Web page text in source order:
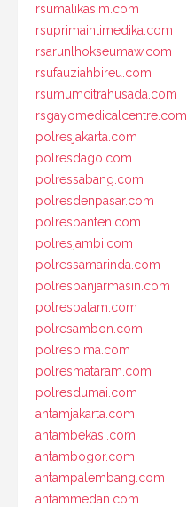
rsumalikasim.com
rsuprimaintimedika.com
rsarunlhokseumaw.com
rsufauziahbireu.com
rsumumcitrahusada.com
rsgayomedicalcentre.com
polresjakarta.com
polresdago.com
polressabang.com
polresdenpasar.com
polresbanten.com
polresjambi.com
polressamarinda.com
polresbanjarmasin.com
polresbatam.com
polresambon.com
polresbima.com
polresmataram.com
polresdumai.com
antamjakarta.com
antambekasi.com
antambogor.com
antampalembang.com
antammedan.com